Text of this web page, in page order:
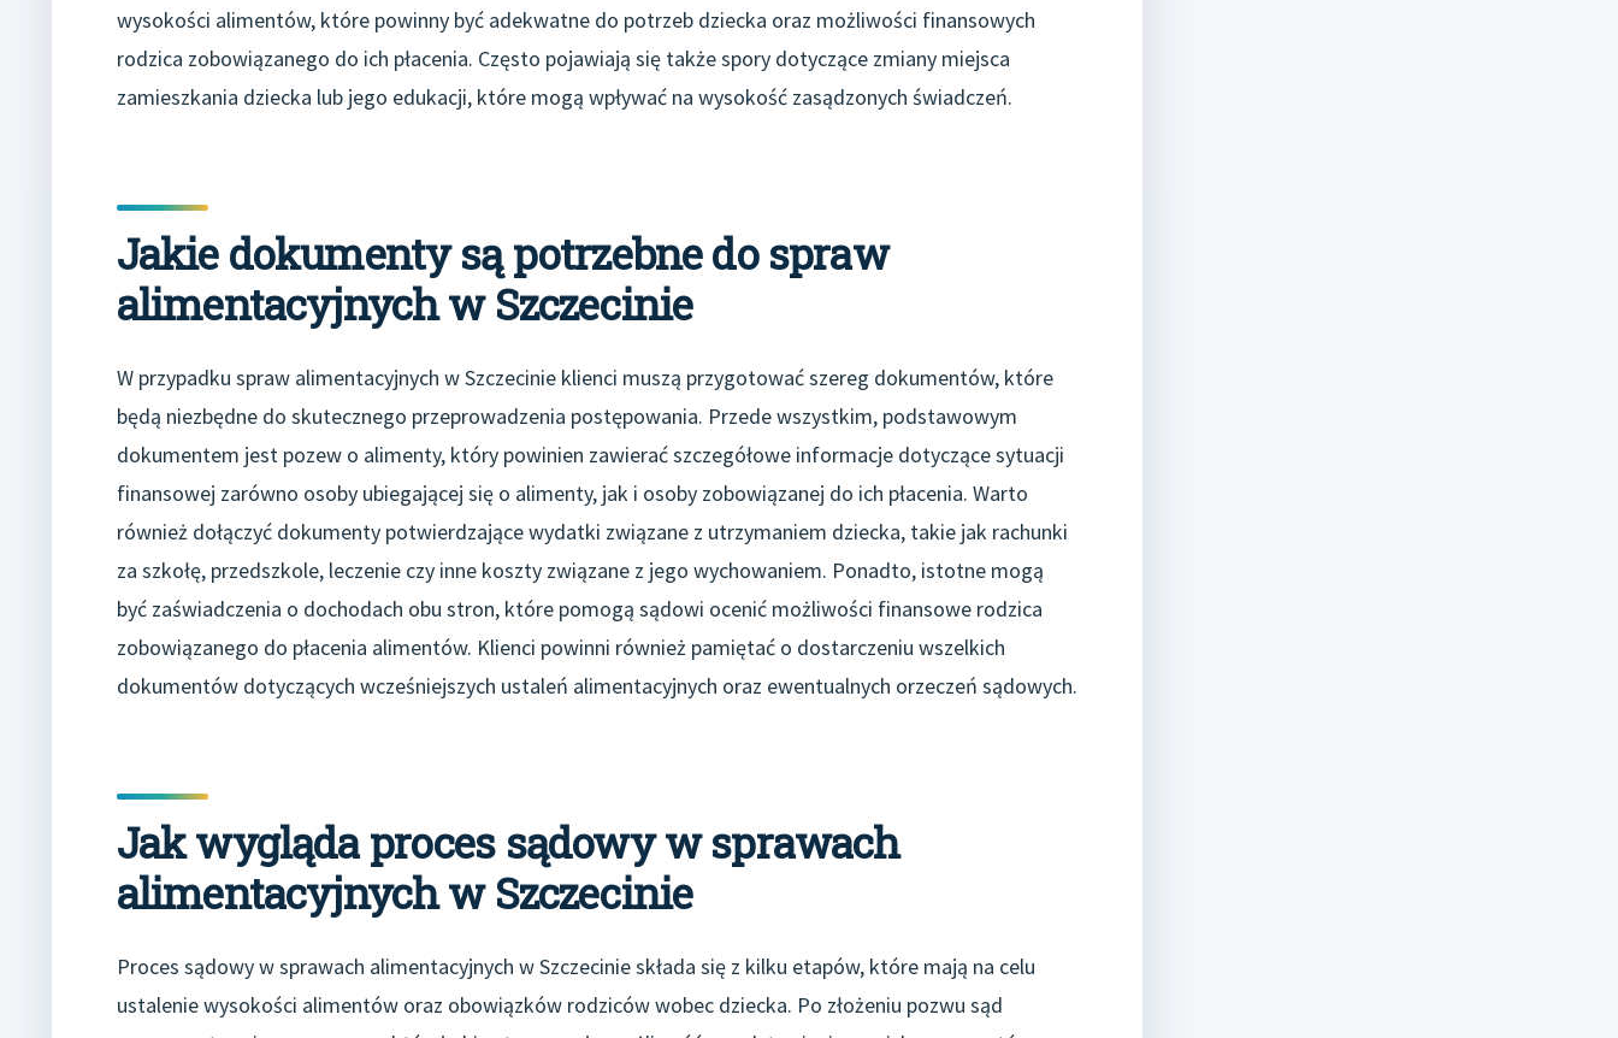
wysokości alimentów, które powinny być adekwatne do potrzeb dziecka oraz możliwości finansowych
rodzica zobowiązanego do ich płacenia. Często pojawiają się także spory dotyczące zmiany miejsca
zamieszkania dziecka lub jego edukacji, które mogą wpływać na wysokość zasądzonych świadczeń.
Jakie dokumenty są potrzebne do spraw
alimentacyjnych w Szczecinie
W przypadku spraw alimentacyjnych w Szczecinie klienci muszą przygotować szereg dokumentów, które
będą niezbędne do skutecznego przeprowadzenia postępowania. Przede wszystkim, podstawowym
dokumentem jest pozew o alimenty, który powinien zawierać szczegółowe informacje dotyczące sytuacji
finansowej zarówno osoby ubiegającej się o alimenty, jak i osoby zobowiązanej do ich płacenia. Warto
również dołączyć dokumenty potwierdzające wydatki związane z utrzymaniem dziecka, takie jak rachunki
za szkołę, przedszkole, leczenie czy inne koszty związane z jego wychowaniem. Ponadto, istotne mogą
być zaświadczenia o dochodach obu stron, które pomogą sądowi ocenić możliwości finansowe rodzica
zobowiązanego do płacenia alimentów. Klienci powinni również pamiętać o dostarczeniu wszelkich
dokumentów dotyczących wcześniejszych ustaleń alimentacyjnych oraz ewentualnych orzeczeń sądowych.
Jak wygląda proces sądowy w sprawach
alimentacyjnych w Szczecinie
Proces sądowy w sprawach alimentacyjnych w Szczecinie składa się z kilku etapów, które mają na celu
ustalenie wysokości alimentów oraz obowiązków rodziców wobec dziecka. Po złożeniu pozwu sąd